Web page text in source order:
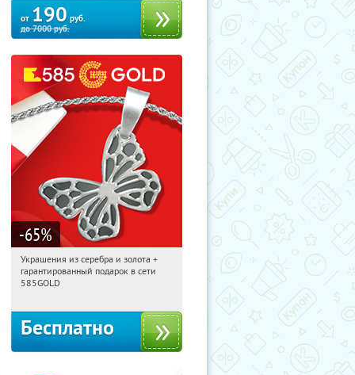
от 190 руб.
до7000руб.
-65%
06:27:56 Получили: 4842
Москва, Россия
Украшения из серебра и золота +
гарантированный подарок в сети
585GOLD
Бесплатно